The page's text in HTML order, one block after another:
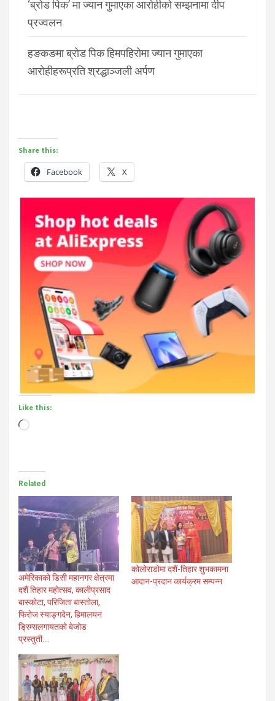
‘ब्रोड पिक’ मा ज्यान गुमाएका आरोहीको सम्झनामा दीप
प्रज्वलन
हङकङमा ब्रोड पिक हिमपहिरोमा ज्यान गुमाएका
आरोहीहरूप्रति श्रद्धाञ्जली अर्पण
Share this:
Facebook X
Like this:
Loading…
Related
अमेरिकाको डिसी महानगर क्षेत्रमा
दशैं तिहार महोत्सव, कालीप्रसाद
बास्कोटा, परिजिता बास्तोला,
फिरोज स्याङ्गदेन, हिमालयन
ड्रिम्सलगायतको बेजोड
प्रस्तुती….
कोलोराडोमा दशैं-तिहार शुभकामना
आदान-प्रदान कार्यक्रम सम्पन्न